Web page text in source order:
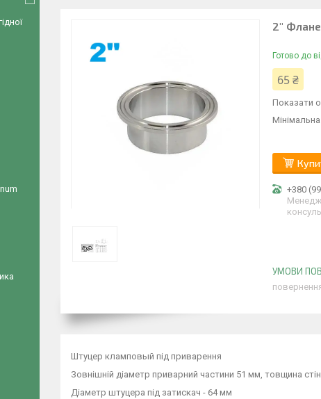
2"
Готово до
65 ₴
Показати
+380
Штуцер кламповый під приварення
Зовнішній діаметр приварний частини 51 мм, товщина
Діаметр штуцера під затискач - 64 мм